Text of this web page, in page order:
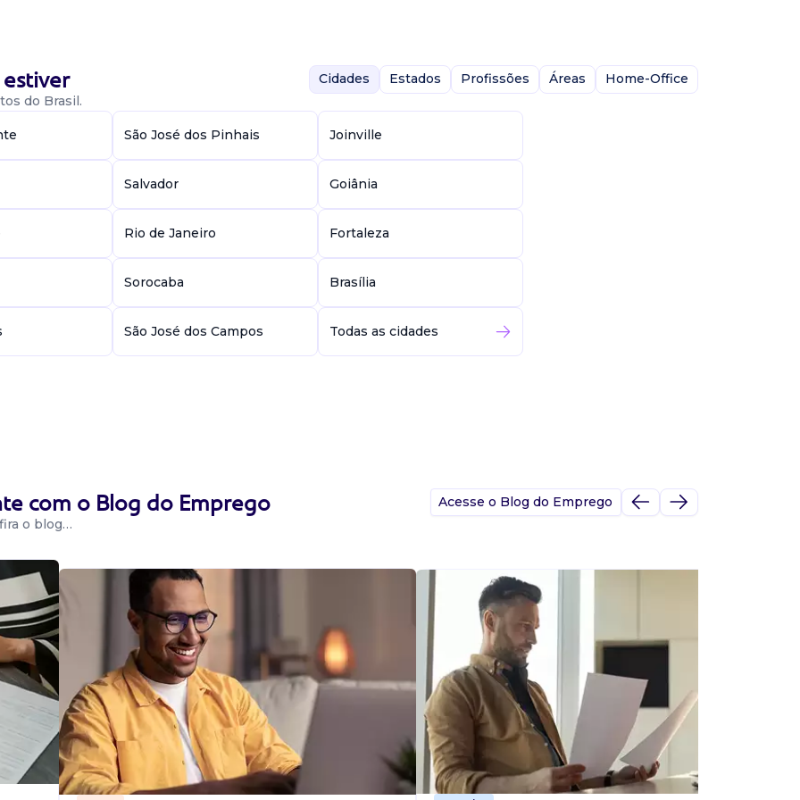
em
confeiteira
confeit...
em psicologia
cafeteria e
e
...
do Brasil.
Cidades Estados Profissões Áreas Home-Office
São José dos Pinhais Joinville
Salvador Goiânia
Rio de Janeiro Fortaleza
Sorocaba Brasília
São José dos Campos Todas as cidades
com o Blog do Emprego
o blog…
Acesse o Blog do Emprego